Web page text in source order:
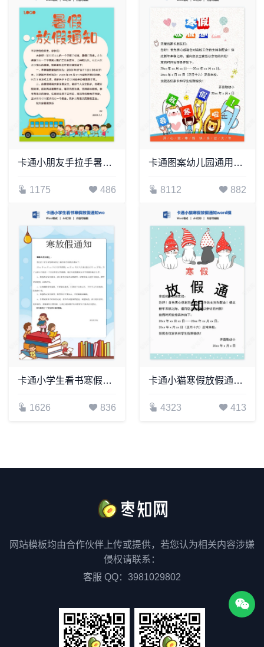
卡通小朋友手拉手暑假放假通知word模板
1175 486
卡通图案幼儿园通用放假通知word模板
8112 882
卡通小学生看书寒假放假通知word模板
1626 836
卡通小猫寒假放假通知word模板
4323 413
网站模板均由合作伙伴上传或提供，若您认为相关内容涉嫌
侵权请联系：
客服 QQ：3981029802